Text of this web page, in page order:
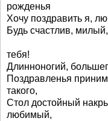
рожденья
Хочу поздравить я,
Будь счастлив,
тебя!
Длинноногий,
Поздравленья
такого,
Стол достойный
любимый,